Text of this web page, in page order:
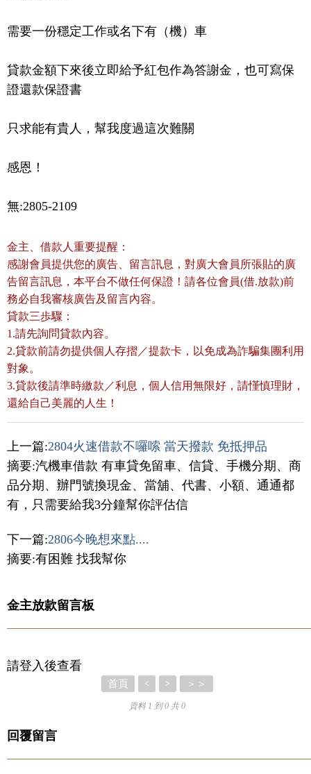
需要一份穩定工作或名下有（機）車
貸款金額下來後立即給予紅包作為答謝金，也可寫保
證還款保證書
只求能有貴人，幫我度過這次難關
感恩！
無:2805-2109
金主、借款人重要提醒：
感謝會員提供您的廣告、留言訊息，對廣大會員所張貼的廣
告留言訊息，本平台不做任何保證！請各位會員(借.放款)前
務必自我審核廣告及留言內容。
貸款三歩驟：
1.請先詢問貸款內容。
2.貸款前請勿提供個人存摺／提款卡，以免成為詐騙集團利用
對象。
3.貸款後請準時繳款／利息，個人信用無限好，請慬慎理財，
還給自己美麗的人生！
上一篇:2804火速借款不囉嗦 當天撥款 免抵押品
摘要:汽機車借款 有車貸免留車、信貸、手機分期、商
品分期、辦門號換現金、當舖、代書、小額、通通都
有，只需要給我3分鐘幫你評估信
下一篇:2806今晚想來點....
摘要:有困難 找我幫你
金主放款留言板
請登入後查看
首頁 < > ＞＞
資料 1 到 0 共 0
回覆留言